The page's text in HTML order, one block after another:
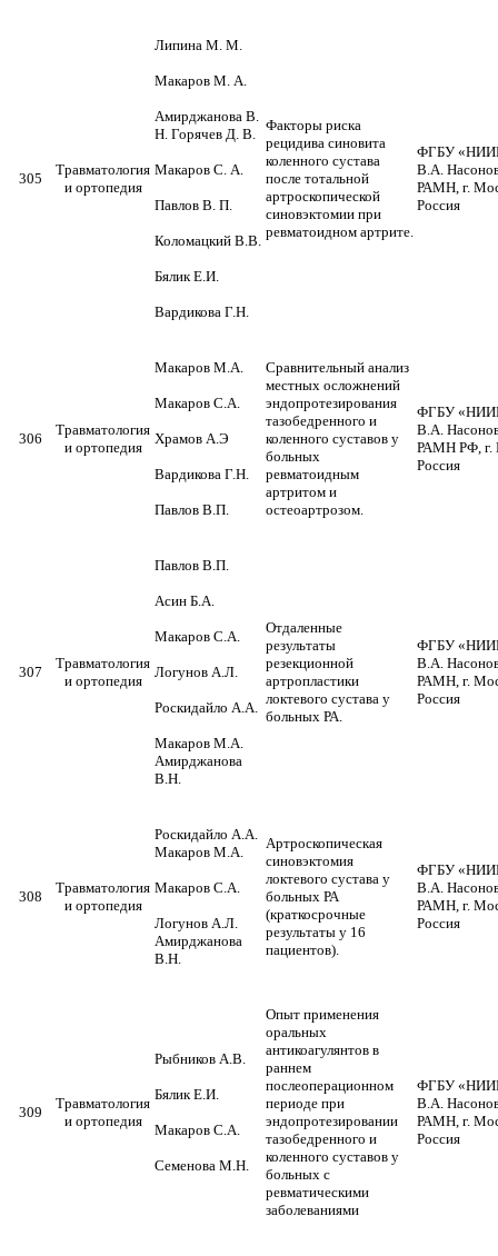
305
Травматология
и ортопедия
Липина М. М.
Макаров М. А.
Амирджанова В.
Н. Горячев Д. В.
Макаров С. А.
Павлов В. П.
Коломацкий В.В.
Бялик Е.И.
Вардикова Г.Н.
Факторы риска
рецидива синовита
коленного сустава
после тотальной
артроскопической
синовэктомии при
ревматоидном артрите.
ФГБУ
В.А.
РАМН, г.
Россия
306
Травматология
и ортопедия
Макаров М.А.
Макаров С.А.
Храмов А.Э
Вардикова Г.Н.
Павлов В.П.
Сравнительный анализ
местных осложнений
эндопротезирования
тазобедренного и
коленного суставов у
больных
ревматоидным
артритом и
остеоартрозом.
ФГБУ
В.А.
РАМН РФ, г.
Россия
307
Травматология
и ортопедия
Павлов В.П.
Асин Б.А.
Макаров С.А.
Логунов А.Л.
Роскидайло А.А.
Макаров М.А.
Амирджанова
В.Н.
Отдаленные
результаты
резекционной
артропластики
локтевого сустава у
больных РА.
ФГБУ
В.А.
РАМН, г.
Россия
308
Травматология
и ортопедия
Роскидайло А.А.
Макаров М.А.
Макаров С.А.
Логунов А.Л.
Амирджанова
В.Н.
Артроскопическая
синовэктомия
локтевого сустава у
больных РА
(краткосрочные
результаты у 16
пациентов).
ФГБУ
В.А.
РАМН, г.
Россия
309
Травматология
и ортопедия
Рыбников А.В.
Бялик Е.И.
Макаров С.А.
Семенова М.Н.
Опыт применения
оральных
антикоагулянтов в
раннем
послеоперационном
периоде при
эндопротезировании
тазобедренного и
коленного суставов у
больных с
ревматическими
заболеваниями
ФГБУ
В.А.
РАМН, г.
Россия